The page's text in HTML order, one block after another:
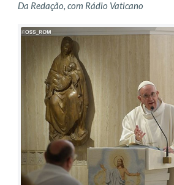
Da Redação, com Rádio Vaticano